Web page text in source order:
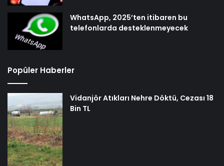
WhatsApp, 2025’ten itibaren bu
telefonlarda desteklenmeyecek
Popüler Haberler
Vidanjör Atıkları Nehre Döktü, Cezası 18
Bin TL